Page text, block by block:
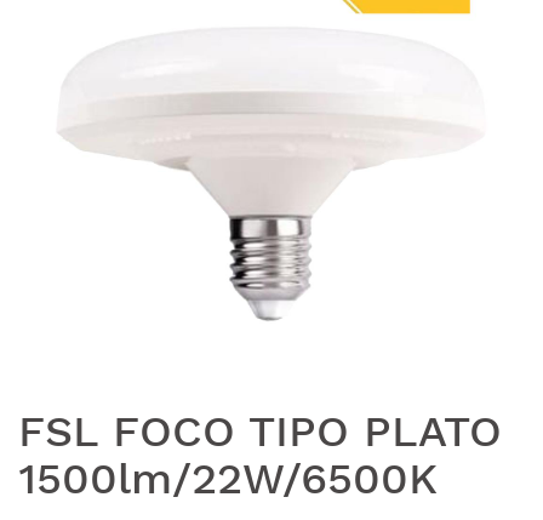
FSL FOCO TIPO PLATO
1500lm/22W/6500K